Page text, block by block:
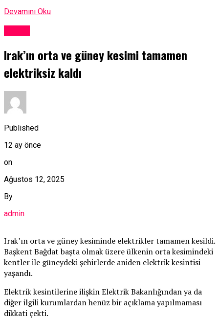
Devamını Oku
Irak’ın orta ve güney kesimi tamamen
elektriksiz kaldı
Published
12 ay önce
on
Ağustos 12, 2025
By
admin
Irak’ın orta ve güney kesiminde elektrikler tamamen kesildi.
Başkent Bağdat başta olmak üzere ülkenin orta kesimindeki
kentler ile güneydeki şehirlerde aniden elektrik kesintisi
yaşandı.
Elektrik kesintilerine ilişkin Elektrik Bakanlığından ya da
diğer ilgili kurumlardan henüz bir açıklama yapılmaması
dikkati çekti.